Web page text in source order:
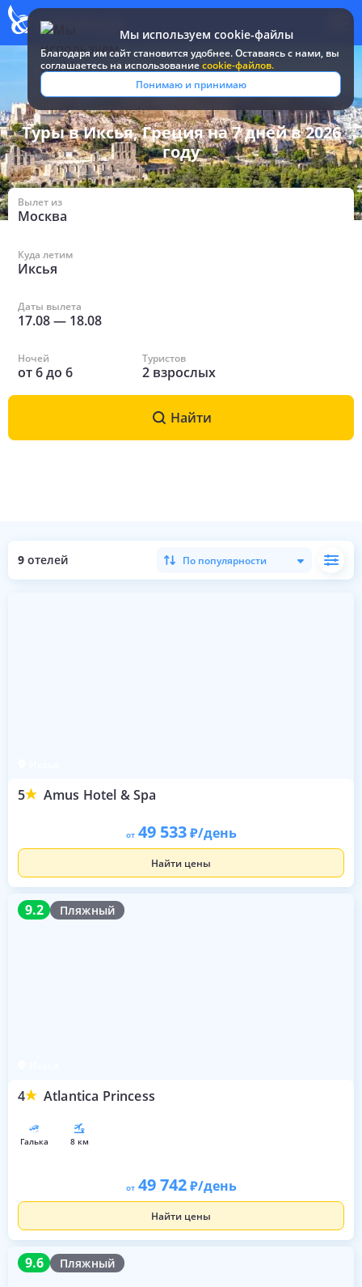
Мы используем cookie-файлы
Благодаря им сайт становится удобнее. Оставаясь c нами, вы
соглашаетесь на использованиеcookie-файлов.
Понимаю и принимаю
Все туры и путевки / Греция / в Иксьях на 7 дней
Туры в Иксья, Греция на 7 дней в 2026
году
Вылет из
Москва
Куда летим
Иксья
Даты вылета
17.08— 18.08
Ночей
от6до 6
Туристов
2 взрослых
Найти
9 отелей По популярности
5 Amus Hotel & Spa
от 49 533 /день
Найти цены
9.2 Пляжный
4 Atlantica Princess
9.2
галька 8 км
от 49 742 /день
Найти цены
9.6 Пляжный
9.6